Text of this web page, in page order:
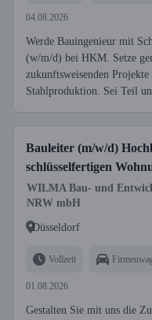
04.08.2026
Werde Bauingenieur mit
(w/m/d) bei HKM. Setze
zukunftsweisenden
Stahlproduktion. Sei Teil
Bauleiter (m/w/d)
schlüsselfertigen
WILMA Bau- und
NRW mbH
Düsseldorf
Vollzeit
01.08.2026
Gestalten Sie mit uns die